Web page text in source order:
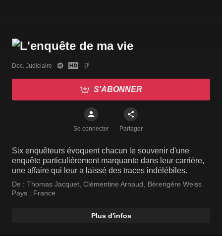
Doc. Judiciaire
S'ABONNER
Se connecter Partager
Six enquêteurs évoquent chacun le souvenir d'une
enquête particulièrement marquante dans leur carrière,
une affaire qui leur a laissé des traces indélébiles.
De : Thomas Jacquet, Clémentine Arnaud, Bérengère Weiss
Pays : France
Plus d'infos